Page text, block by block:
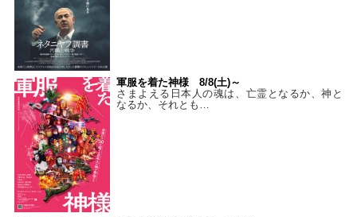
軍服を着た神様 8/8(土)～
さまよえる日本人の魂は、亡霊となるか、神と
なるか、それとも…